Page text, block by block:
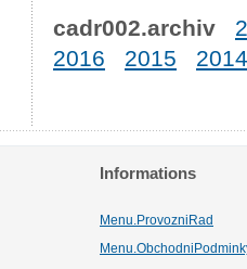
cadr002.archiv
2016
2015 2014
Informations
Menu.ProvozniRad